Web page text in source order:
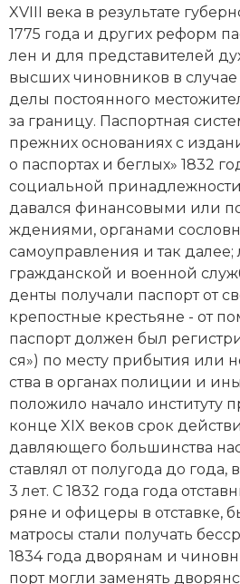
Северная Америка
Социально-экономическая
Специальные исторические
Южная Америка
XVIII века в ре­зуль­та­те
1775 года и других ре­форм
лен и для пред­ста­ви­те­лей
выс­ших чи­нов­ни­ков в
де­лы по­сто­ян­но­го
за гра­ни­цу. Паспортная
преж­них ос­но­ва­ни­ях с
о пас­пор­тах и бег­лых» 1832
со­ци­аль­ной
да­вал­ся фи­нан­со­вы­ми или
ж­де­ния­ми, ор­га­на­ми
са­мо­управ­ле­ния и так далее;
гражданской и во­енной
ден­ты по­лу­ча­ли пас­порт от
кре­по­ст­ные кре­сть­я­не - от
пас­порт дол­жен был
ся») по мес­ту при­бы­тия или
ст­ва в ор­га­нах по­ли­ции и
по­ло­жи­ло на­ча­ло ин­сти­ту­ту
конце XIX веков срок
дав­ляю­ще­го боль­шин­ст­ва
став­лял от по­лу­го­да до го­да,
3 лет. С 1832 года года
ря­не и офи­це­ры в от­став­ке,
мат­ро­сы ста­ли по­лу­чать
1834 года дво­ря­нам и
порт мог­ли за­ме­нять